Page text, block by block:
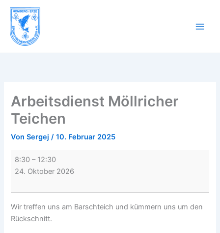
Zum
Inhalt
springen
Arbeitsdienst Möllricher
Teichen
VonSergej/10. Februar 2025
Arbeitsdienst
Möllricher
Teichen
8:30 – 12:30
24. Oktober 2026
Wir treffen uns am Barschteich und kümmern uns um den
Rückschnitt.